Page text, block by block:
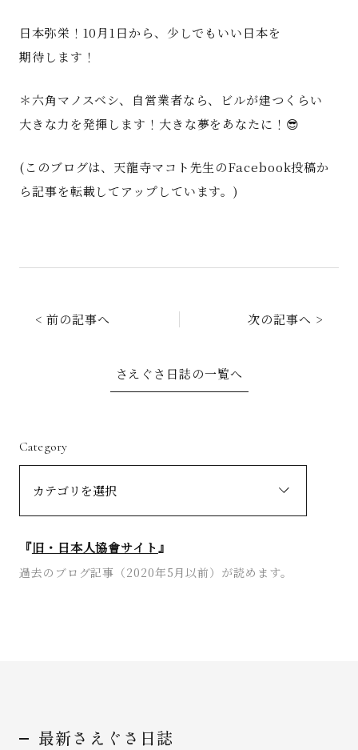
日本弥栄！10月1日から、少しでもいい日本を
期待します！
＊六角マノスベシ、自営業者なら、ビルが建つくらい
大きな力を発揮します！大きな夢をあなたに！😎
(このブログは、天龍寺マコト先生のFacebook投稿か
ら記事を転載してアップしています。)
< 前の記事へ 次の記事へ >
さえぐさ日誌の一覧へ
Category
『旧・日本人協會サイト』
過去のブログ記事（2020年5月以前）が読めます。
最新さえぐさ日誌